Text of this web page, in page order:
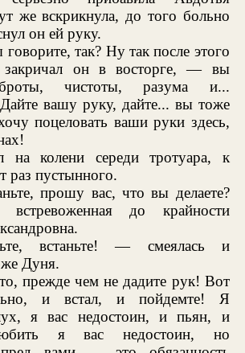
же вскрикнула, до того больно
он ей руку.
так? Ну так после этого
он в восторге, — вы
чистоты, разума и...
вашу руку, дайте... вы тоже
поцеловать ваши руки здесь,
колени середи тротуара, к
раз пустынного.
прошу вас, что вы делаете?
до крайности
встаньте! — смеялась и
Дуня.
прежде чем не дадите рук! Вот
и встал, и пойдемте! Я
я вас недостоин, и пьян, и
я вас недостоин, но